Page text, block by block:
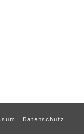
Datenschutz